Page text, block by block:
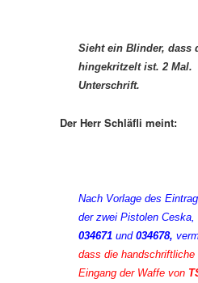
Sieht ein Blinder, dass
hingekritzelt ist. 2 Mal.
Unterschrift.
Der Herr Schläfli meint:
Nach Vorlage des
der zwei Pistolen Ceska,
034671 und 034678,
dass die
Eingang der Waffe von